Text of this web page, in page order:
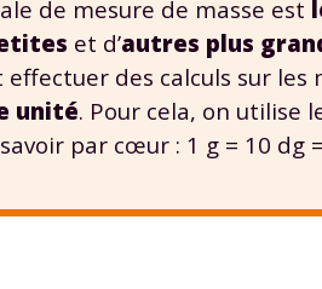
de mesure de masse est
et d’autres plus
effectuer des calculs sur
unité. Pour cela, on utilise
par cœur : 1 g = 10 dg
de vos
notre